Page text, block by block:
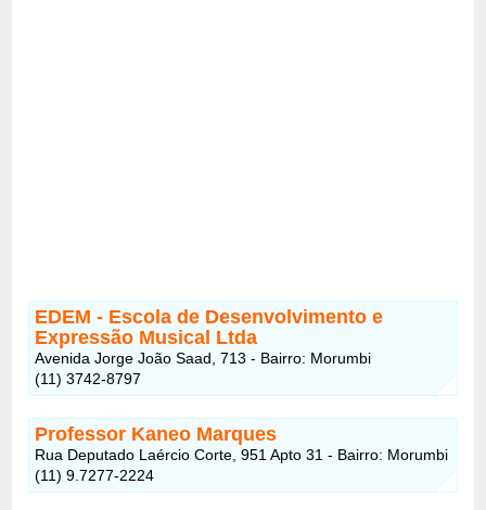
EDEM - Escola de Desenvolvimento e
Expressão Musical Ltda
Avenida Jorge João Saad, 713 - Bairro: Morumbi
(11) 3742-8797
Professor Kaneo Marques
Rua Deputado Laércio Corte, 951 Apto 31 - Bairro: Morumbi
(11) 9.7277-2224